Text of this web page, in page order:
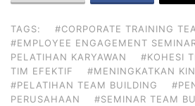
TAGS:
#CORPORATE TRAINING
#EMPLOYEE ENGAGEMENT
PELATIHAN KARYAWAN
#KOHESI
TIM EFEKTIF
#MENINGKATKAN
#PELATIHAN TEAM BUILDING
PERUSAHAAN
#SEMINAR TEAM